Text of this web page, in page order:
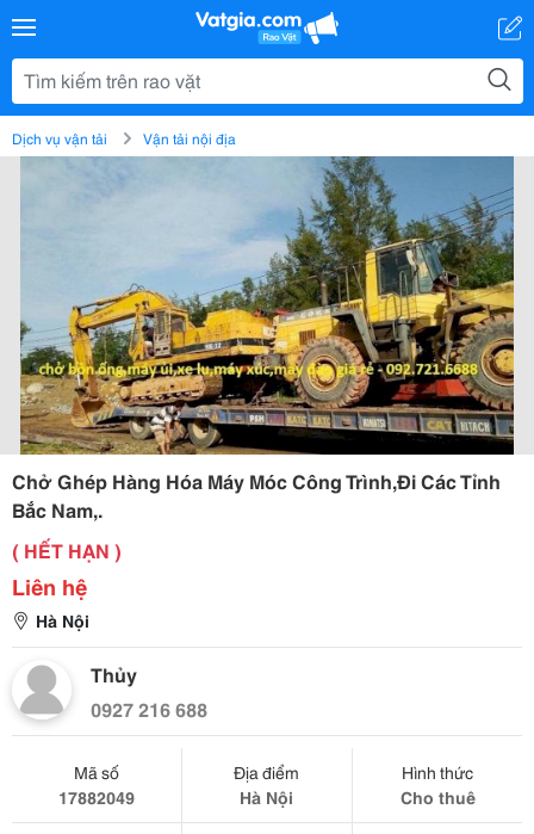
Dịch vụ vận tải Vận tải nội địa
Chở Ghép Hàng Hóa Máy Móc Công Trình,Đi Các Tỉnh
Bắc Nam,.
( HẾT HẠN )
Liên hệ
Hà Nội
Thủy
0927 216 688
Mã số
17882049
Địa điểm
Hà Nội
Hình thức
Cho thuê